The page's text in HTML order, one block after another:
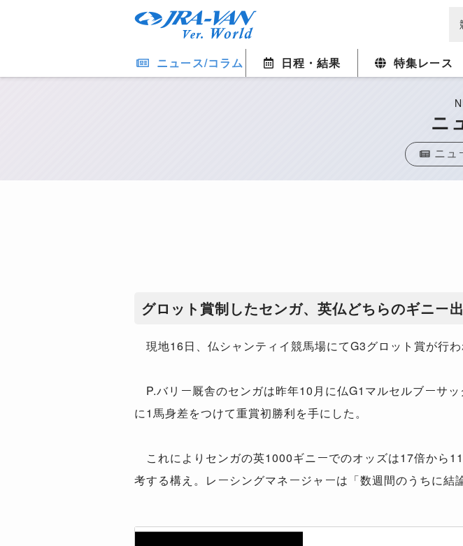
ニュース/コラム 日程・結果 特集レース
ニ
ニュ
グロット賞制したセンガ、英仏どちらのギニー
現地16日、仏シャンティイ競馬場にてG3グロット賞が行
P.バリー厩舎のセンガは昨年10月に仏G1マルセルブーサ
に1馬身差をつけて重賞初勝利を手にした。
これによりセンガの英1000ギニーでのオッズは17倍から
考する構え。レーシングマネージャーは「数週間のうちに結